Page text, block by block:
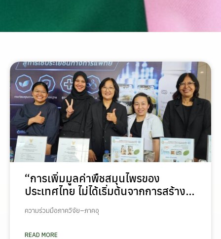
“การเพิ่มมูลค่าพืชสมุนไพรของ
ประเทศไทย ไม่ได้เริ่มต้นจากการสร้าง
โรงงานเพียงอย่างเดียว แต่เริ่มต้นจาก
การสร้างระบบความร่วมมือระหว่างนัก
วิจัย มหาวิทยาลัย ภาคอุตสาหกรรม และ
ความร่วมมือภาควิจัย–ภาคอุ
READ MORE